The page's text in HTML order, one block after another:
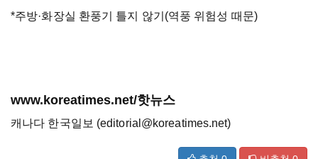
*주방·화장실 환풍기 틀지 않기(역풍 위험성 때문)
www.koreatimes.net/핫뉴스
캐나다 한국일보 (editorial@koreatimes.net)